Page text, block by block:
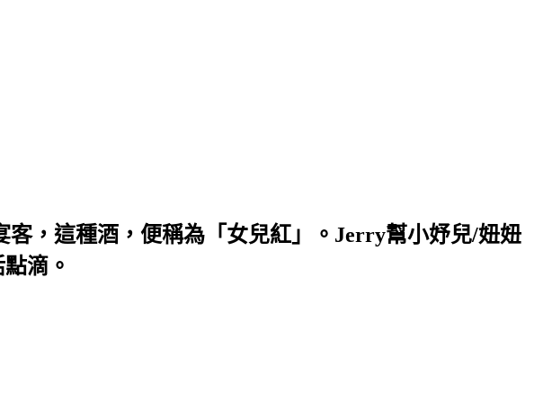
，這種酒，便稱為「女兒紅」。Jerry幫小妤兒/妞妞
滴。